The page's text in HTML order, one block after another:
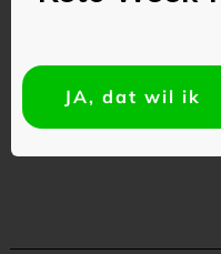
JA, dat wil ik